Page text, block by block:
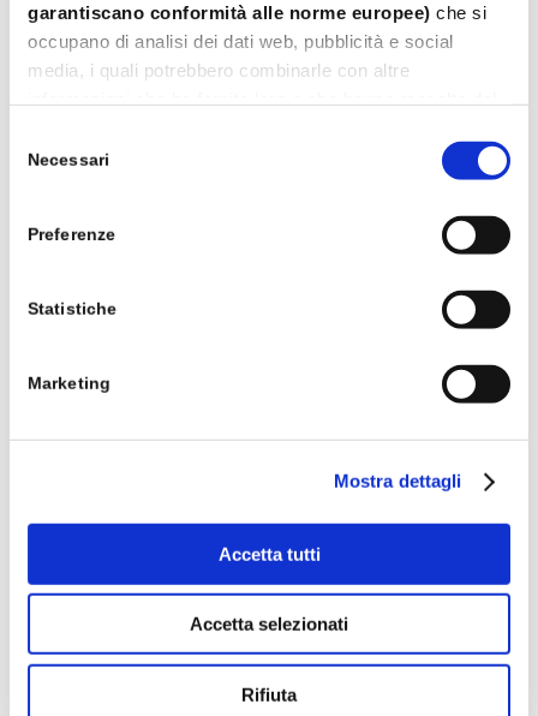
garantiscano conformità alle norme europee) che si
occupano di analisi dei dati web, pubblicità e social
media, i quali potrebbero combinarle con altre
LeggiCookie Policy.
delNecessari
Preferenze
Statistiche
Marketing
Mostra dettagli
Accetta tutti
Accetta selezionati
Rifiuta